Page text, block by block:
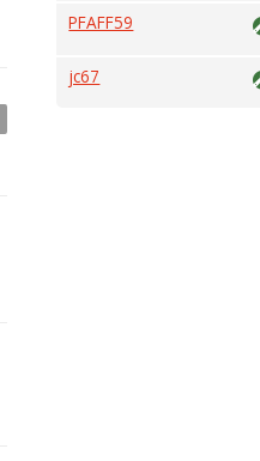
PFAFF59
jc67